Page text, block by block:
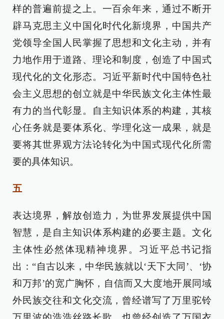
样的普遍前提之上。一百余年来，通过不断开
辟马克思主义中国化时代化新境界，中国共产
党领导全国人民掌握了思想和文化主动，并有
力地作用于道路、理论和制度，创造了中国式
现代化的文化形态。习近平新时代中国特色社
会主义思想的创立就是中华民族文化主体性最
有力的当代彰显。自主知识体系的构建，其核
心任务就是要体系化、学理化这一成果，就是
要将其世界观方法论转化为中国式现代化所需
要的具体知识。
五
表达境界，解放创造力，为世界发展提供中国
智慧，是自主知识体系构建的必要主题。文化
主体性必然体现精神境界。习近平总书记指
出：“自古以来，中华民族就以‘天下大同’、‘协
和万邦’的宽广胸怀，自信而又大度地开展同域
外民族交往和文化交流，曾经谱写了万里驼铃